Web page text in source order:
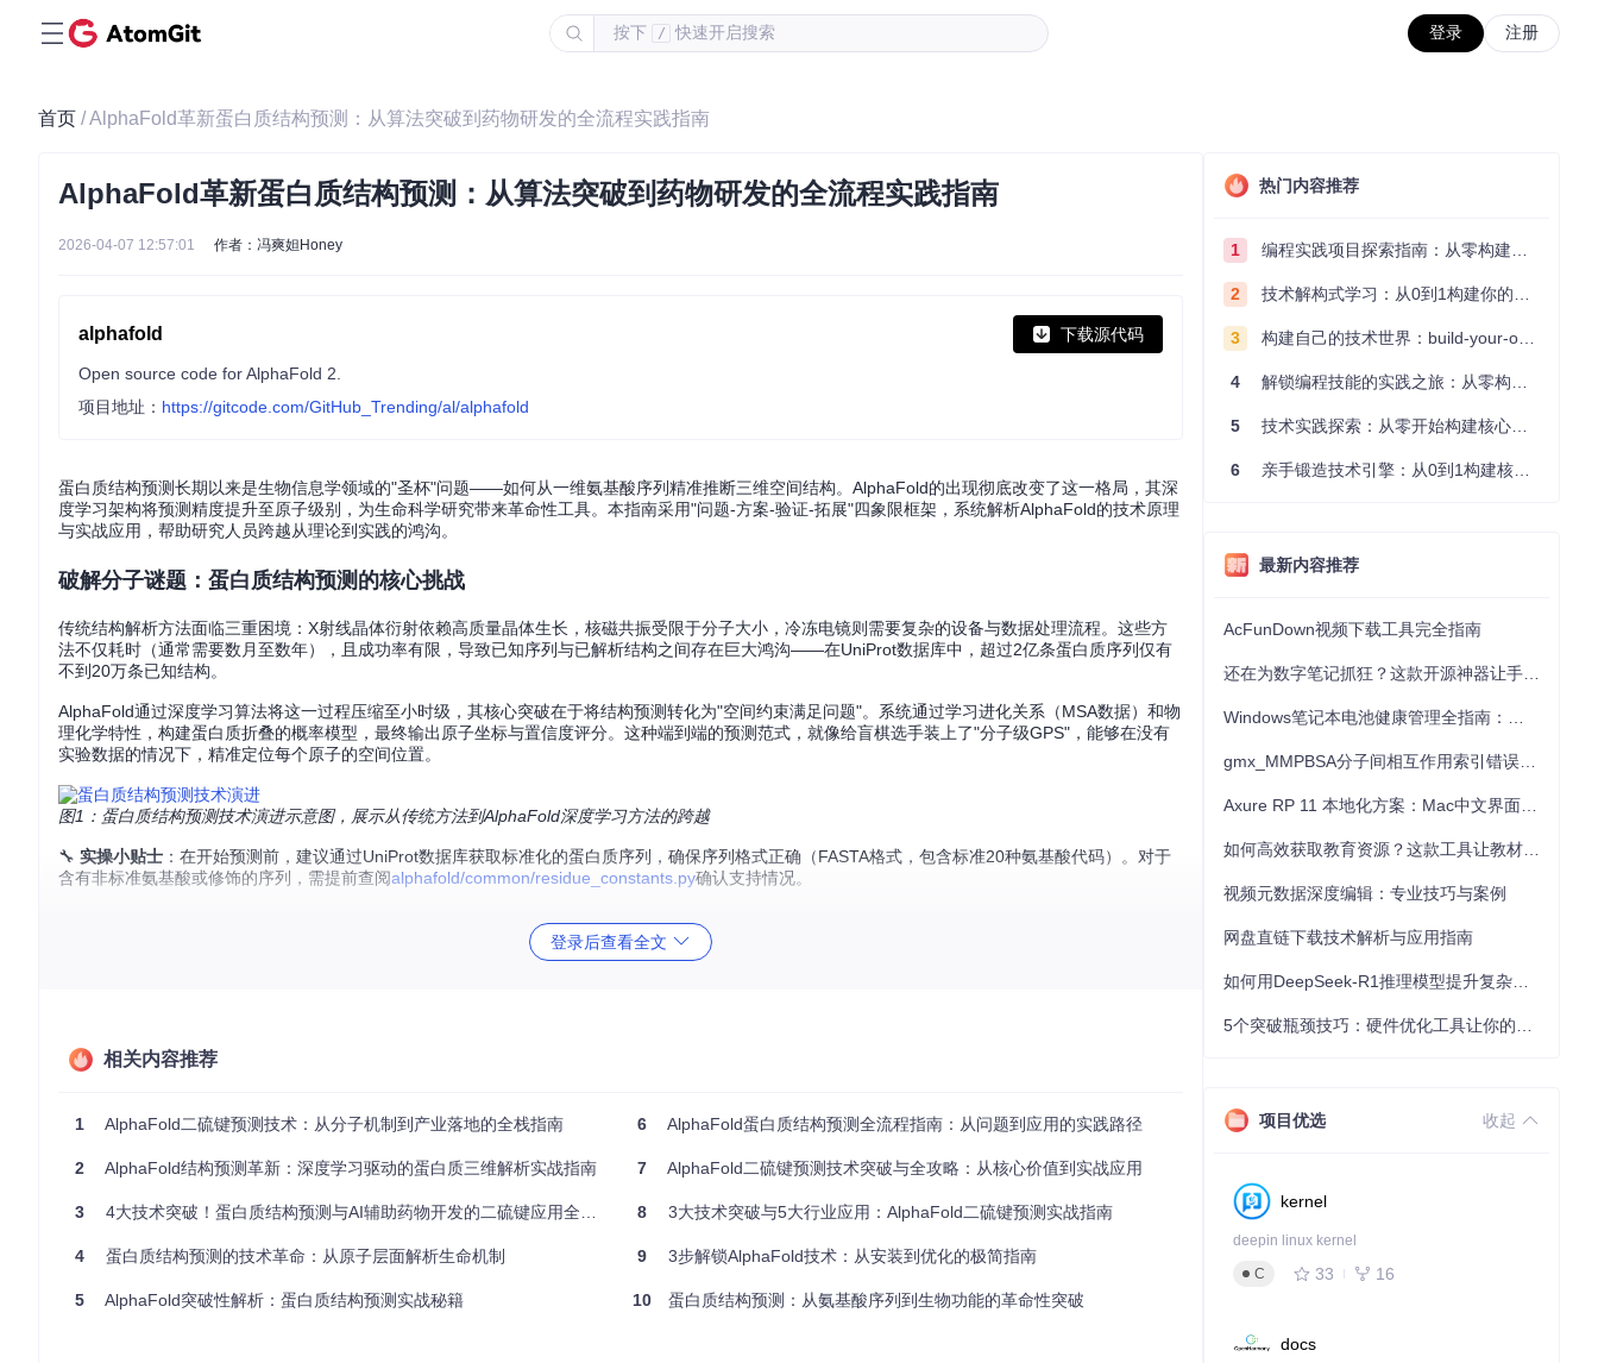
按下 / 快速开启搜索 登录 注册
首页 / AlphaFold革新蛋白质结构预测：从算法突破到药物研发的全流程实践指南
AlphaFold革新蛋白质结构预测：从算法突破到药物研发的全流程实践指南
2026-04-07 12:57:01 作者：冯爽妲Honey
alphafold 下载源代码
Open source code for AlphaFold 2.
项目地址： https://gitcode.com/GitHub_Trending/al/alphafold
蛋白质结构预测长期以来是生物信息学领域的"圣杯"问题——如何从一维氨基酸序列精准推断三维空间结构。AlphaFold的出现彻底改变了这一格局，其深
度学习架构将预测精度提升至原子级别，为生命科学研究带来革命性工具。本指南采用"问题-方案-验证-拓展"四象限框架，系统解析AlphaFold的技术原理
与实战应用，帮助研究人员跨越从理论到实践的鸿沟。
破解分子谜题：蛋白质结构预测的核心挑战
传统结构解析方法面临三重困境：X射线晶体衍射依赖高质量晶体生长，核磁共振受限于分子大小，冷冻电镜则需要复杂的设备与数据处理流程。这些方
法不仅耗时（通常需要数月至数年），且成功率有限，导致已知序列与已解析结构之间存在巨大鸿沟——在UniProt数据库中，超过2亿条蛋白质序列仅有
不到20万条已知结构。
AlphaFold通过深度学习算法将这一过程压缩至小时级，其核心突破在于将结构预测转化为"空间约束满足问题"。系统通过学习进化关系（MSA数据）和物
理化学特性，构建蛋白质折叠的概率模型，最终输出原子坐标与置信度评分。这种端到端的预测范式，就像给盲棋选手装上了"分子级GPS"，能够在没有
实验数据的情况下，精准定位每个原子的空间位置。
图1：蛋白质结构预测技术演进示意图，展示从传统方法到AlphaFold深度学习方法的跨越
🔧 实操小贴士 ：在开始预测前，建议通过UniProt数据库获取标准化的蛋白质序列，确保序列格式正确（FASTA格式，包含标准20种氨基酸代码）。对于
含有非标准氨基酸或修饰的序列，需提前查阅alphafold/common/residue_constants.py确认支持情况。
力"机制，不仅关注直接相邻的氨基酸对，还能捕捉远程相互作用，这种多尺度分析能力是传统方法无法比拟的。相关实现可参考
结构模块：在获取进化约束后，结构模块如同"分子建筑师"，将这些约束转化为原子坐标。它通过等变神经网络（Equivariant Neural Networks）确保输出
完整流程。
图2：AlphaFold在CASP14竞赛中的预测结果对比，绿色为实验结构，蓝色为计算预测，GDT分数显示两者高度一致性
🔧实操小贴士：模型配置文件alphafold/model/config.py包含关键超参数设置，建议根据蛋白质类型调整：对于膜蛋白，可增加跨膜区域约束；对于小
登录后查看全文
相关内容推荐
1 AlphaFold二硫键预测技术：从分子机制到产业落地的全栈指南
2 AlphaFold结构预测革新：深度学习驱动的蛋白质三维解析实战指南
3 4大技术突破！蛋白质结构预测与AI辅助药物开发的二硫键应用全解析
4 蛋白质结构预测的技术革命：从原子层面解析生命机制
5 AlphaFold突破性解析：蛋白质结构预测实战秘籍
6 AlphaFold蛋白质结构预测全流程指南：从问题到应用的实践路径
7 AlphaFold二硫键预测技术突破与全攻略：从核心价值到实战应用
8 3大技术突破与5大行业应用：AlphaFold二硫键预测实战指南
9 3步解锁AlphaFold技术：从安装到优化的极简指南
10 蛋白质结构预测：从氨基酸序列到生物功能的革命性突破
热门内容推荐
1 编程实践项目探索指南：从零构建技术能力体系
2 技术解构式学习：从0到1构建你的编程知识体系
3 构建自己的技术世界：build-your-own-x项目的实践探索指南
4 解锁编程技能的实践之旅：从零构建你的技术世界
5 技术实践探索：从零开始构建核心系统的实践指南
6 亲手锻造技术引擎：从0到1构建核心系统的实践指南
最新内容推荐
AcFunDown视频下载工具完全指南
视频元数据深度编辑：专业技巧与案例
网盘直链下载技术解析与应用指南
项目优选 收起
kernel
deepin linux kernel
C
33 16
docs